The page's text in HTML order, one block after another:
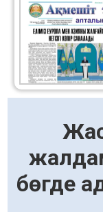
бөгде